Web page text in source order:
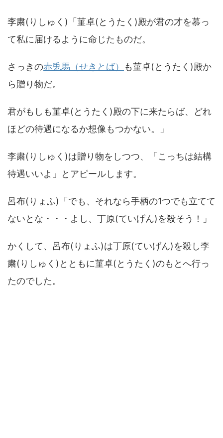
李粛(りしゅく)「菫卓(とうたく)殿が君の才を慕っ
て私に届けるように命じたものだ。
さっきの赤兎馬（せきとば）
も菫卓(とうたく)殿か
ら贈り物だ。
君がもしも菫卓(とうたく)殿の下に来たらば、どれ
ほどの待遇になるか想像もつかない。」
李粛(りしゅく)は贈り物をしつつ、「こっちは結構
待遇いいよ」とアピールします。
呂布(りょふ)「でも、それなら手柄の1つでも立てて
ないとな・・・よし、丁原(ていげん)を殺そう！」
かくして、呂布(りょふ)は丁原(ていげん)を殺し李
粛(りしゅく)とともに菫卓(とうたく)のもとへ行っ
たのでした。